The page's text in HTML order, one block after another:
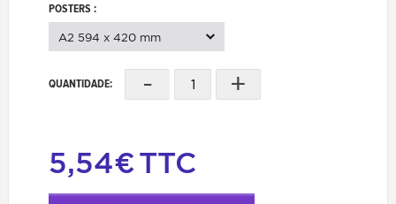
POSTERS :
A2 594 x 420 mm
QUANTIDADE: - +
5,54€TTC